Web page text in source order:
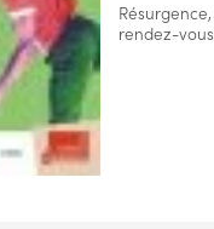
rendez-